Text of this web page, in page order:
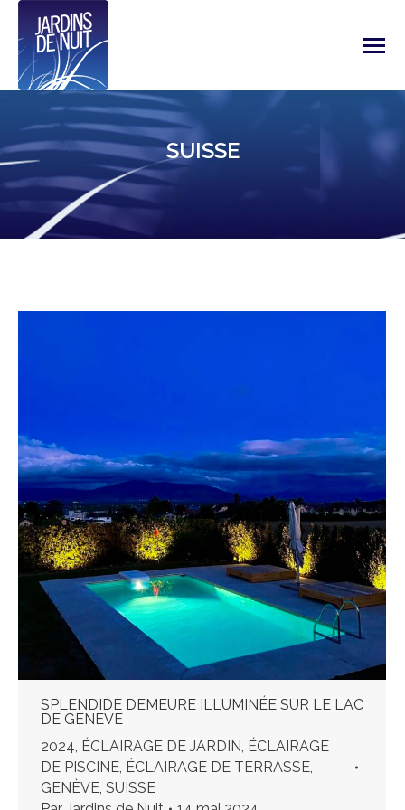
SUISSE
SPLENDIDE DEMEURE ILLUMINÉE SUR LE LAC
DE GENEVE
2024, ÉCLAIRAGE DE JARDIN, ÉCLAIRAGE
DE PISCINE, ÉCLAIRAGE DE TERRASSE,
GENÈVE, SUISSE